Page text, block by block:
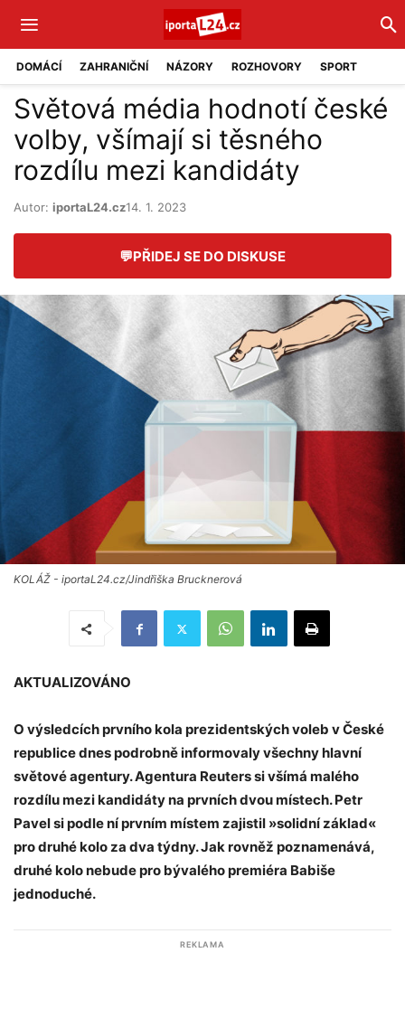
DOMÁCÍ ZAHRANIČNÍ NÁZORY ROZHOVORY SPORT
Světová média hodnotí české
volby, všímají si těsného
rozdílu mezi kandidáty
Autor: iportaL24.cz14. 1. 2023
💬PŘIDEJ SE DO DISKUSE
KOLÁŽ - iportaL24.cz/Jindřiška Brucknerová
AKTUALIZOVÁNO
O výsledcích prvního kola prezidentských voleb v České
republice dnes podrobně informovaly všechny hlavní
světové agentury. Agentura Reuters si všímá malého
rozdílu mezi kandidáty na prvních dvou místech. Petr
Pavel si podle ní prvním místem zajistil »solidní základ«
pro druhé kolo za dva týdny. Jak rovněž poznamenává,
druhé kolo nebude pro bývalého premiéra Babiše
jednoduché.
REKLAMA